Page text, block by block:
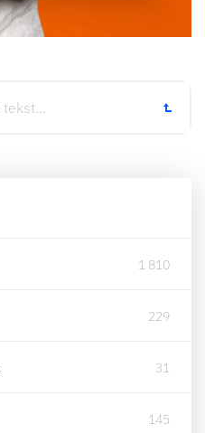
1 810
229
31
145